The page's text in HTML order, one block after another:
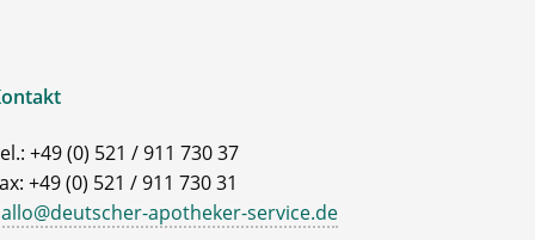
+49 (0) 521 / 911 730 37
+49 (0) 521 / 911 730 31
apotheker-service.de